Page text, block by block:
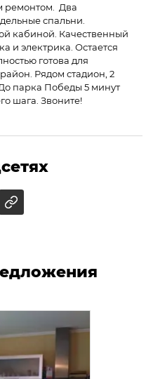
ремонтом. Два
спальни.
кабиной. Качественный
и электрика. Остается
готова для
Рядом стадион, 2
парка Победы 5 минут
шага. Звоните!